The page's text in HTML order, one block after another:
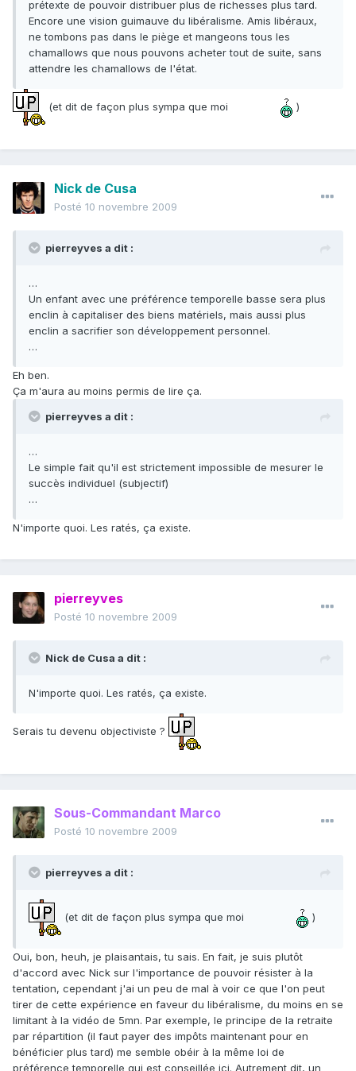
prétexte de pouvoir distribuer plus de richesses plus tard.
Encore une vision guimauve du libéralisme. Amis libéraux,
ne tombons pas dans le piège et mangeons tous les
chamallows que nous pouvons acheter tout de suite, sans
attendre les chamallows de l'état.
(et dit de façon plus sympa que moi )
Nick de Cusa
Posté 10 novembre 2009
pierreyves a dit :
…
Un enfant avec une préférence temporelle basse sera plus
enclin à capitaliser des biens matériels, mais aussi plus
enclin a sacrifier son développement personnel.
…
Eh ben.
Ça m'aura au moins permis de lire ça.
pierreyves a dit :
…
Le simple fait qu'il est strictement impossible de mesurer le
succès individuel (subjectif)
…
N'importe quoi. Les ratés, ça existe.
pierreyves
Posté 10 novembre 2009
Nick de Cusa a dit :
N'importe quoi. Les ratés, ça existe.
Serais tu devenu objectiviste ?
Sous-Commandant Marco
Posté 10 novembre 2009
pierreyves a dit :
(et dit de façon plus sympa que moi )
Oui, bon, heuh, je plaisantais, tu sais. En fait, je suis plutôt
d'accord avec Nick sur l'importance de pouvoir résister à la
tentation, cependant j'ai un peu de mal à voir ce que l'on peut
tirer de cette expérience en faveur du libéralisme, du moins en se
limitant à la vidéo de 5mn. Par exemple, le principe de la retraite
par répartition (il faut payer des impôts maintenant pour en
bénéficier plus tard) me semble obéir à la même loi de
préférence temporelle qui est conseillée ici. Autrement dit, un